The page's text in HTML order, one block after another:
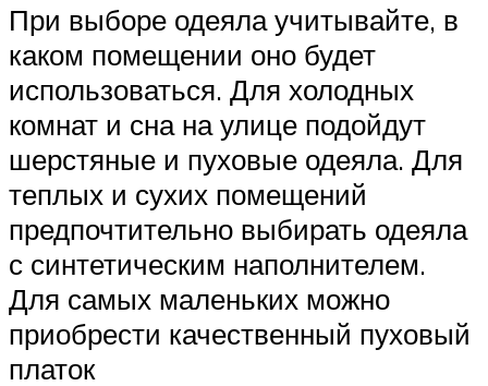
При выборе одеяла учитывайте, в
каком помещении оно будет
использоваться. Для холодных
комнат и сна на улице подойдут
шерстяные и пуховые одеяла. Для
теплых и сухих помещений
предпочтительно выбирать одеяла
с синтетическим наполнителем.
Для самых маленьких можно
приобрести качественный пуховый
платок